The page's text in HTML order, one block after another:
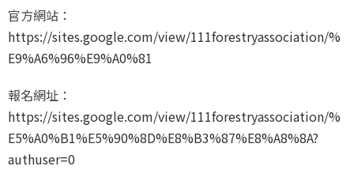
官方網站：
https://sites.google.com/view/111forestryassociation/%
E9%A6%96%E9%A0%81
報名網址：
https://sites.google.com/view/111forestryassociation/%
E5%A0%B1%E5%90%8D%E8%B3%87%E8%A8%8A?
authuser=0